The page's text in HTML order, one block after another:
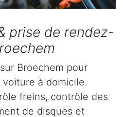
prise de rendez-
Broechem pour
à domicile.
freins, contrôle des
de disques et